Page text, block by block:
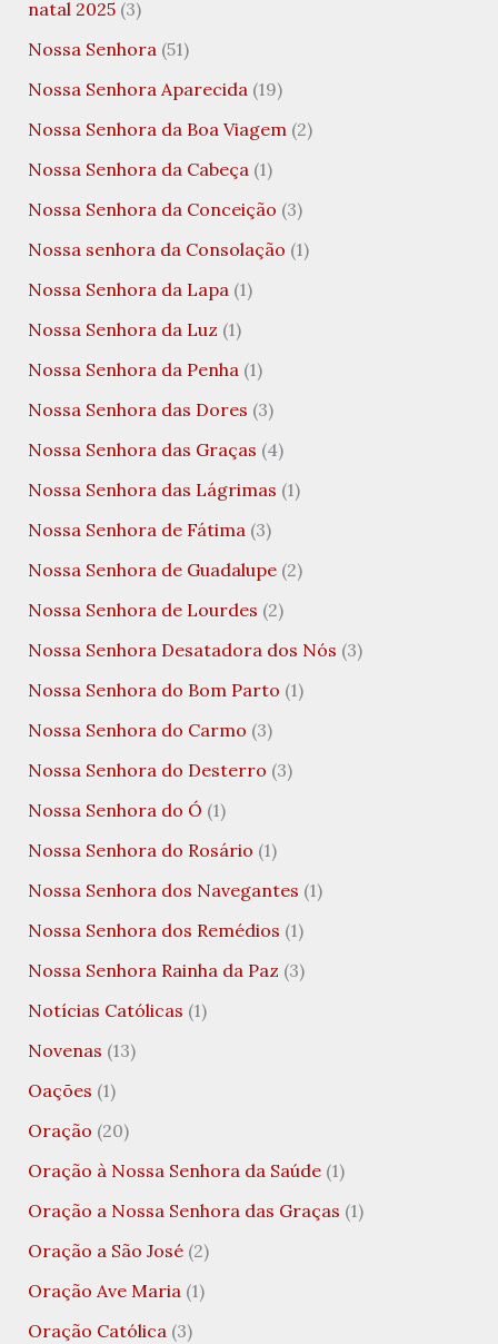
natal 2025(3)
Nossa Senhora(51)
Nossa Senhora Aparecida(19)
Nossa Senhora da Boa Viagem(2)
Nossa Senhora da Cabeça(1)
Nossa Senhora da Conceição (3)
Nossa senhora da Consolação (1)
Nossa Senhora da Lapa(1)
Nossa Senhora da Luz (1)
Nossa Senhora da Penha(1)
Nossa Senhora das Dores (3)
Nossa Senhora das Graças (4)
Nossa Senhora das Lágrimas (1)
Nossa Senhora de Fátima(3)
Nossa Senhora de Guadalupe(2)
Nossa Senhora de Lourdes (2)
Nossa Senhora Desatadora dos Nós (3)
Nossa Senhora do Bom Parto (1)
Nossa Senhora do Carmo (3)
Nossa Senhora do Desterro (3)
Nossa Senhora do Ó (1)
Nossa Senhora do Rosário (1)
Nossa Senhora dos Navegantes (1)
Nossa Senhora dos Remédios (1)
Nossa Senhora Rainha da Paz (3)
Notícias Católicas (1)
Novenas (13)
Oações (1)
Oração (20)
Oração à Nossa Senhora da Saúde(1)
Oração a Nossa Senhora das Graças (1)
Oração a São José(2)
Oração Ave Maria(1)
Oração Católica(3)